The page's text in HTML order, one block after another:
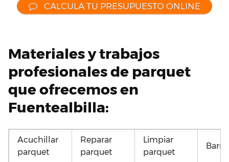
CALCULA TU PRESUPUESTO ONLINE
Materiales y trabajos
profesionales de parquet
que ofrecemos en
Fuentealbilla:
Acuchillar
parquet
Reparar
parquet
Limpiar
parquet